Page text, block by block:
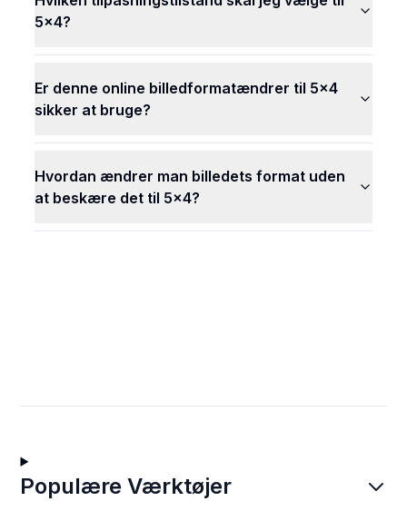
5x4?
Er denne online billedformatændrer til 5x4
sikker at bruge?
Hvordan ændrer man billedets format uden
at beskære det til 5x4?
Populære Værktøjer